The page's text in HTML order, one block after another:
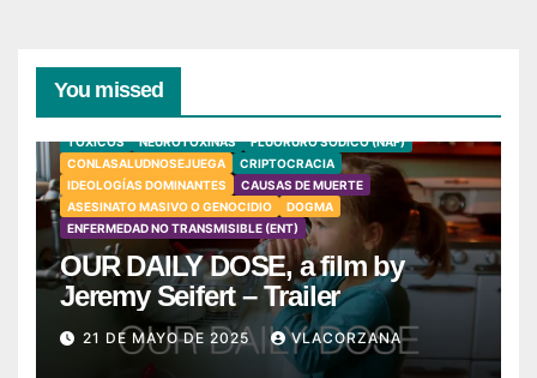
You missed
TÓXICOS NEUROTOXINAS
FLUORURO SÓDICO (NAF)
CONLASALUDNOSEJUEGA
CRIPTOCRACIA
IDEOLOGÍAS DOMINANTES
CAUSAS DE MUERTE
ASESINATO MASIVO O GENOCIDIO
DOGMA
ENFERMEDAD NO TRANSMISIBLE (ENT)
OUR DAILY DOSE, a film by
Jeremy Seifert – Trailer
21 DE MAYO DE 2025 VLACORZANA